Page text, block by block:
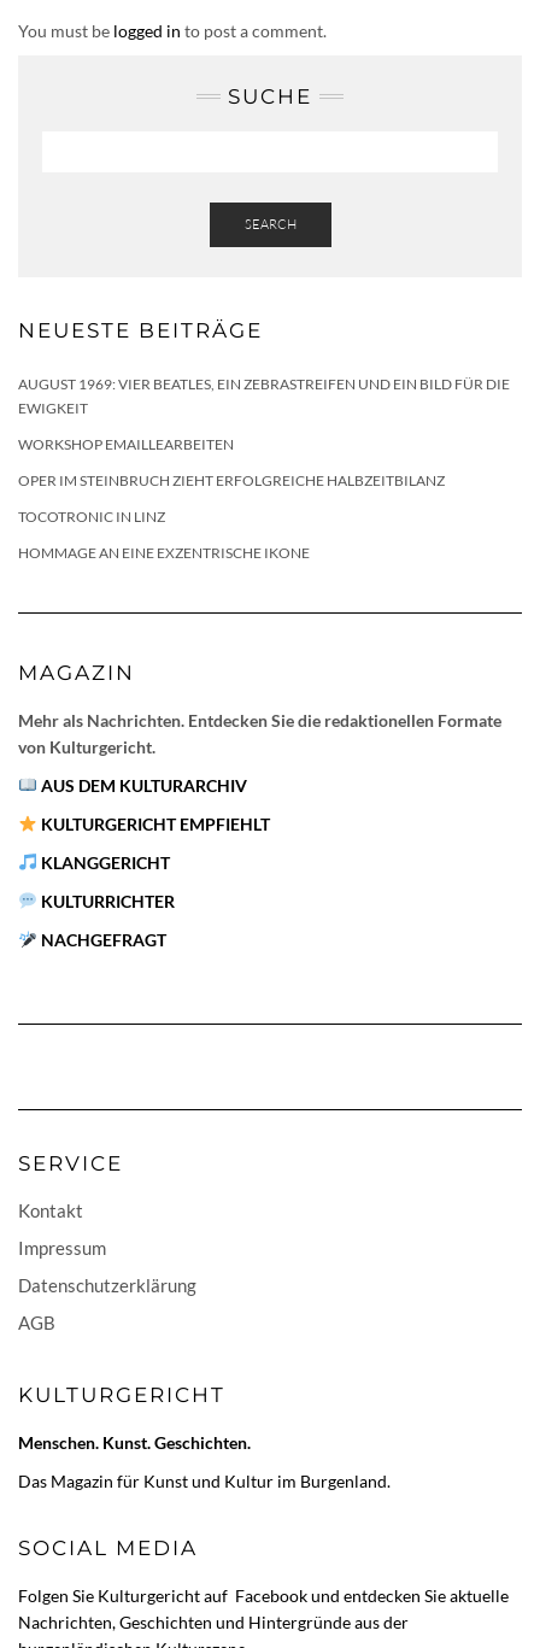
You must be logged in to post a comment.
SUCHE
SEARCH
NEUESTE BEITRÄGE
AUGUST 1969: VIER BEATLES, EIN ZEBRASTREIFEN UND EIN BILD FÜR DIE
EWIGKEIT
WORKSHOP EMAILLEARBEITEN
OPER IM STEINBRUCH ZIEHT ERFOLGREICHE HALBZEITBILANZ
TOCOTRONIC IN LINZ
HOMMAGE AN EINE EXZENTRISCHE IKONE
MAGAZIN
Mehr als Nachrichten. Entdecken Sie die redaktionellen Formate
von Kulturgericht.
AUS DEM KULTURARCHIV
KULTURGERICHT EMPFIEHLT
KLANGGERICHT
KULTURRICHTER
NACHGEFRAGT
SERVICE
Kontakt
Impressum
Datenschutzerklärung
AGB
KULTURGERICHT
Menschen. Kunst. Geschichten.
Das Magazin für Kunst und Kultur im Burgenland.
SOCIAL MEDIA
Folgen Sie Kulturgericht auf Facebookund entdecken Sie aktuelle
Nachrichten, Geschichten und Hintergründe aus der